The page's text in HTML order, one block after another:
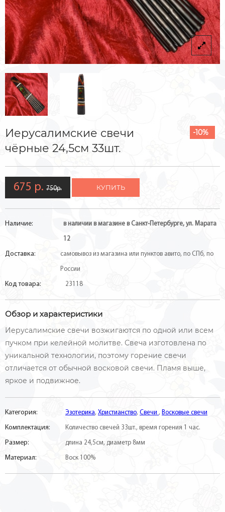
-10%
Иерусалимские свечи
чёрные 24,5см 33шт.
675 р. 750р. КУПИТЬ
Наличие: в наличии в магазине в Санкт-Петербурге, ул. Марата
12
Доставка: самовывоз из магазина или пунктов авито, по СПб, по
России
Код товара: 23118
Обзор и характеристики
Иерусалимские свечи возжигаются по одной или всем
пучком при келейной молитве. Свеча изготовлена по
уникальной технологии, поэтому горение свечи
отличается от обычной восковой свечи. Пламя выше,
яркое и подвижное.
Категория: Эзотерика, Христианство, Свечи , Восковые свечи
Комплектация: Количество свечей 33шт., время горения 1 час.
Размер: длина 24,5см, диаметр 8мм
Материал: Воск 100%